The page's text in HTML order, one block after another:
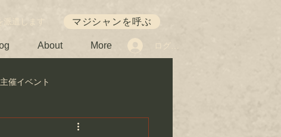
遣します マジシャンを呼ぶ
About More ログイン
催イベント